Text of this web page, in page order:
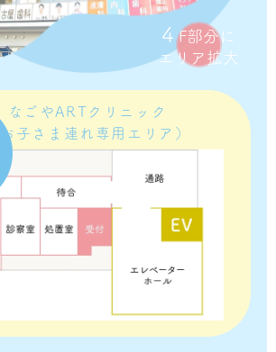
4 F部分に
エリア拡大
なごやARTクリニック
お子さま連れ専用エリア）